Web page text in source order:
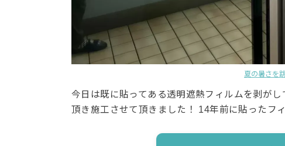
夏の暑さを
今日は既に貼ってある透明遮熱フィルムを剥が
頂き施工させて頂きました！ 14年前に貼っ